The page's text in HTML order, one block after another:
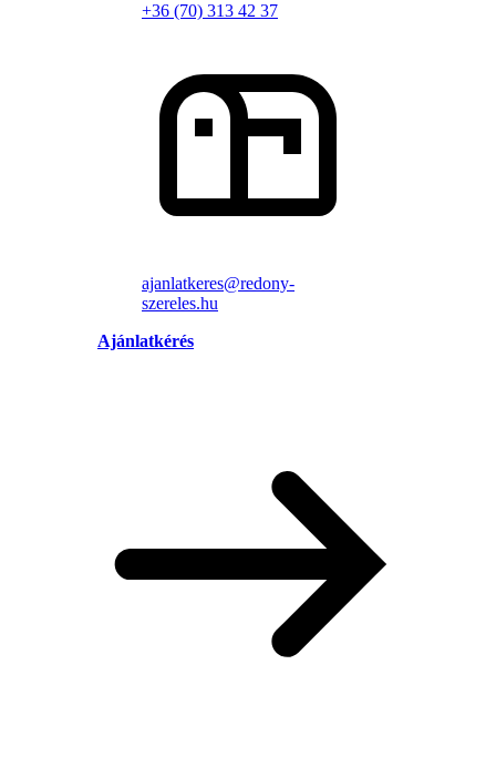
+36 (70) 313 42 37
ajanlatkeres@redony-
szereles.hu
Ajánlatkérés